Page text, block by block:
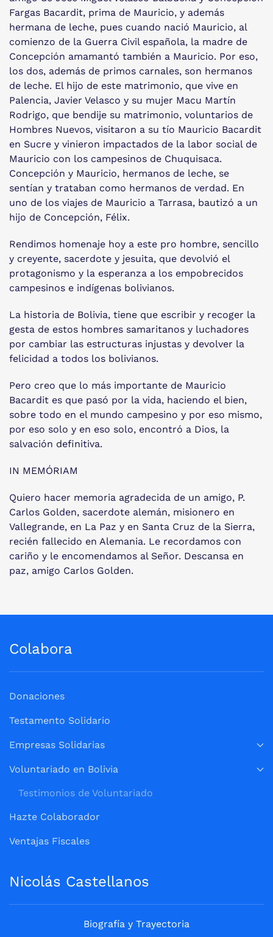
Fargas Bacardit, prima de Mauricio, y además
hermana de leche, pues cuando nació Mauricio, al
comienzo de la Guerra Civil española, la madre de
Concepción amamantó también a Mauricio. Por eso,
los dos, además de primos carnales, son hermanos
de leche. El hijo de este matrimonio, que vive en
Palencia, Javier Velasco y su mujer Macu Martín
Rodrigo, que bendije su matrimonio, voluntarios de
Hombres Nuevos, visitaron a su tío Mauricio Bacardit
en Sucre y vinieron impactados de la labor social de
Mauricio con los campesinos de Chuquisaca.
Concepción y Mauricio, hermanos de leche, se
sentían y trataban como hermanos de verdad. En
uno de los viajes de Mauricio a Tarrasa, bautizó a un
hijo de Concepción, Félix.
Rendimos homenaje hoy a este pro hombre, sencillo
y creyente, sacerdote y jesuita, que devolvió el
protagonismo y la esperanza a los empobrecidos
campesinos e indígenas bolivianos.
La historia de Bolivia, tiene que escribir y recoger la
gesta de estos hombres samaritanos y luchadores
por cambiar las estructuras injustas y devolver la
felicidad a todos los bolivianos.
Pero creo que lo más importante de Mauricio
Bacardit es que pasó por la vida, haciendo el bien,
sobre todo en el mundo campesino y por eso mismo,
por eso solo y en eso solo, encontró a Dios, la
salvación definitiva.
IN MEMÓRIAM
Quiero hacer memoria agradecida de un amigo, P.
Carlos Golden, sacerdote alemán, misionero en
Vallegrande, en La Paz y en Santa Cruz de la Sierra,
recién fallecido en Alemania. Le recordamos con
cariño y le encomendamos al Señor. Descansa en
paz, amigo Carlos Golden.
Colabora
Donaciones
Testamento Solidario
Empresas Solidarias
Voluntariado en Bolivia
Testimonios de Voluntariado
Hazte Colaborador
Ventajas Fiscales
Nicolás Castellanos
Biografía y Trayectoria